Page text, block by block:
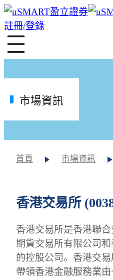
註冊/登錄
市場資訊
首頁 市場資訊
香港交易所
香港交易所是香港聯
期貨交易所有限公司
的控股公司。香港交
帶領香港金融服務業